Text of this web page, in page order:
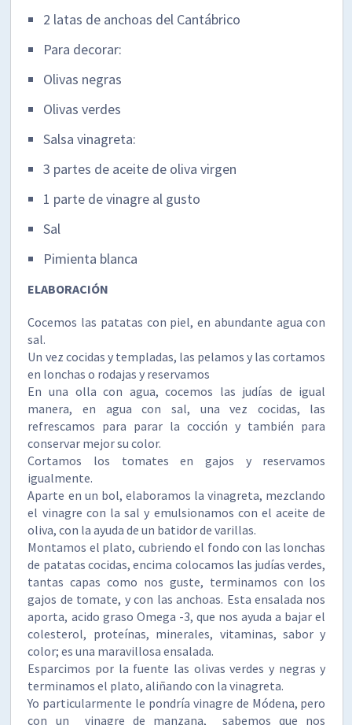
2 latas de anchoas del Cantábrico
Para decorar:
Olivas negras
Olivas verdes
Salsa vinagreta:
3 partes de aceite de oliva virgen
1 parte de vinagre al gusto
Sal
Pimienta blanca
ELABORACIÓN
Cocemos las patatas con piel, en abundante agua con
sal.
Un vez cocidas y templadas, las pelamos y las cortamos
en lonchas o rodajas y reservamos
En una olla con agua, cocemos las judías de igual
manera, en agua con sal, una vez cocidas, las
refrescamos para parar la cocción y también para
conservar mejor su color.
Cortamos los tomates en gajos y reservamos
igualmente.
Aparte en un bol, elaboramos la vinagreta, mezclando
el vinagre con la sal y emulsionamos con el aceite de
oliva, con la ayuda de un batidor de varillas.
Montamos el plato, cubriendo el fondo con las lonchas
de patatas cocidas, encima colocamos las judías verdes,
tantas capas como nos guste, terminamos con los
gajos de tomate, y con las anchoas. Esta ensalada nos
aporta, acido graso Omega -3, que nos ayuda a bajar el
colesterol, proteínas, minerales, vitaminas, sabor y
color; es una maravillosa ensalada.
Esparcimos por la fuente las olivas verdes y negras y
terminamos el plato, aliñando con la vinagreta.
Yo particularmente le pondría vinagre de Módena, pero
con un vinagre de manzana, sabemos que nos